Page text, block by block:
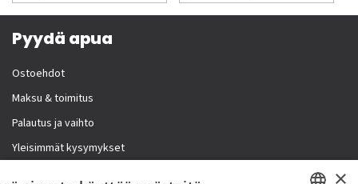
Pyydä apua
Ostoehdot
Maksu & toimitus
Palautus ja vaihto
Yleisimmät kysymykset
×